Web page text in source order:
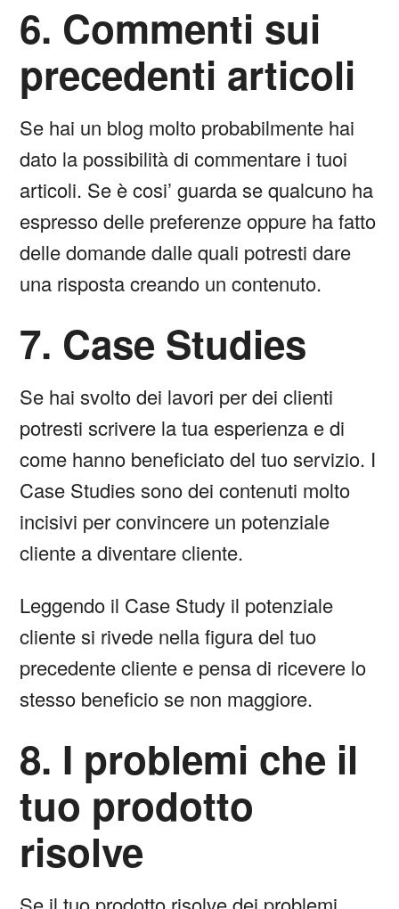
6. Commenti sui
precedenti articoli
Se hai un blog molto probabilmente hai
dato la possibilità di commentare i tuoi
articoli. Se è cosi’ guarda se qualcuno ha
espresso delle preferenze oppure ha fatto
delle domande dalle quali potresti dare
una risposta creando un contenuto.
7. Case Studies
Se hai svolto dei lavori per dei clienti
potresti scrivere la tua esperienza e di
come hanno beneficiato del tuo servizio. I
Case Studies sono dei contenuti molto
incisivi per convincere un potenziale
cliente a diventare cliente.
Leggendo il Case Study il potenziale
cliente si rivede nella figura del tuo
precedente cliente e pensa di ricevere lo
stesso beneficio se non maggiore.
8. I problemi che il
tuo prodotto
risolve